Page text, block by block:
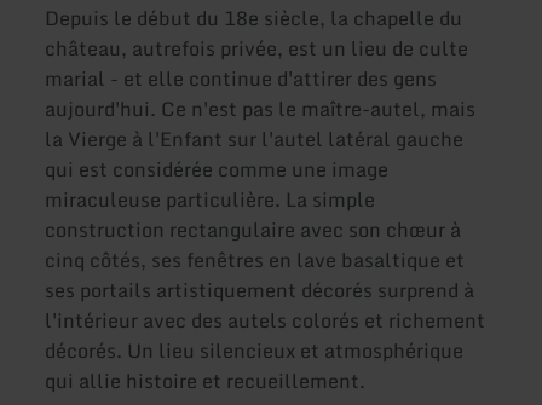
Depuis le début du 18e siècle, la chapelle du
château, autrefois privée, est un lieu de culte
marial - et elle continue d'attirer des gens
aujourd'hui. Ce n'est pas le maître-autel, mais
la Vierge à l'Enfant sur l'autel latéral gauche
qui est considérée comme une image
miraculeuse particulière. La simple
construction rectangulaire avec son chœur à
cinq côtés, ses fenêtres en lave basaltique et
ses portails artistiquement décorés surprend à
l'intérieur avec des autels colorés et richement
décorés. Un lieu silencieux et atmosphérique
qui allie histoire et recueillement.